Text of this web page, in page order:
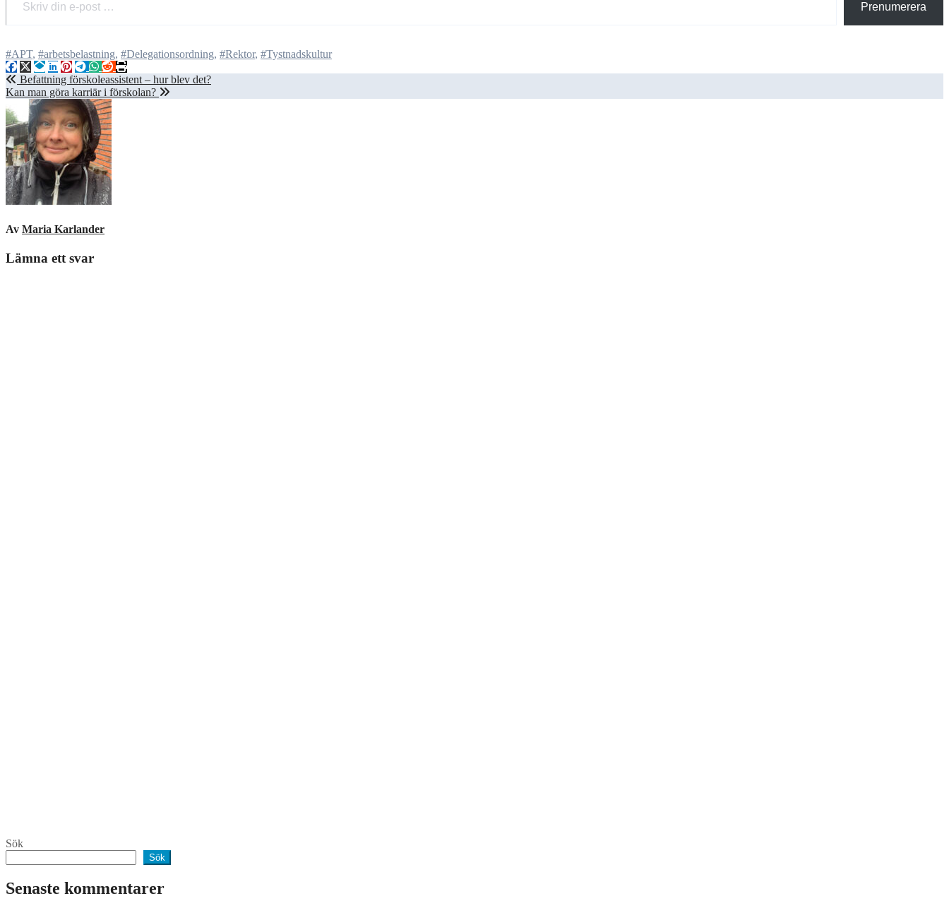
Prenumerera
#APT, #arbetsbelastning, #Delegationsordning, #Rektor, #Tystnadskultur
Inläggsnavigering
Befattning förskoleassistent – hur blev det?
Kan man göra karriär i förskolan?
Av Maria Karlander
Lämna ett svar
Sök
Sök
Senaste kommentarer